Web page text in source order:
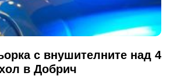
с внушителните над 4
в Добрич